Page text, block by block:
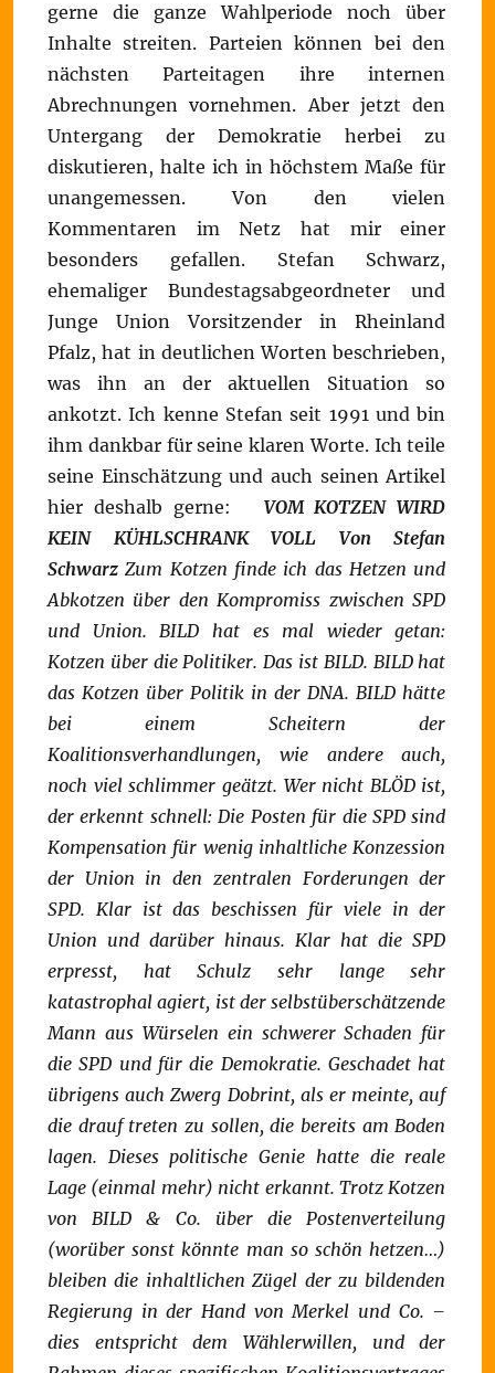
gerne die ganze Wahlperiode noch über
Inhalte streiten. Parteien können bei den
nächsten Parteitagen ihre internen
Abrechnungen vornehmen. Aber jetzt den
Untergang der Demokratie herbei zu
diskutieren, halte ich in höchstem Maße für
unangemessen. Von den vielen
Kommentaren im Netz hat mir einer
besonders gefallen. Stefan Schwarz,
ehemaliger Bundestagsabgeordneter und
Junge Union Vorsitzender in Rheinland
Pfalz, hat in deutlichen Worten beschrieben,
was ihn an der aktuellen Situation so
ankotzt. Ich kenne Stefan seit 1991 und bin
ihm dankbar für seine klaren Worte. Ich teile
seine Einschätzung und auch seinen Artikel
hier deshalb gerne: VOM KOTZEN WIRD
KEIN KÜHLSCHRANK VOLL
Von Stefan
Schwarz Zum Kotzen finde ich das Hetzen und
Abkotzen über den Kompromiss zwischen SPD
und Union.BILD hat es mal wieder getan:
Kotzen über die Politiker. Das ist BILD. BILD hat
das Kotzen über Politik in der DNA.BILD hätte
bei einem Scheitern der
Koalitionsverhandlungen, wie andere auch,
noch viel schlimmer geätzt. Wer nicht BLÖD ist,
der erkennt schnell:Die Posten für die SPD sind
Kompensation für wenig inhaltliche Konzession
der Union in den zentralen Forderungen der
SPD. Klar ist das beschissen für viele in der
Union und darüber hinaus. Klar hat die SPD
erpresst, hat Schulz sehr lange sehr
katastrophal agiert, ist der selbstüberschätzende
Mann aus Würselen ein schwerer Schaden für
die SPD und für die Demokratie. Geschadet hat
übrigens auch Zwerg Dobrint, als er meinte, auf
die drauf treten zu sollen, die bereits am Boden
lagen. Dieses politische Genie hatte die reale
Lage (einmal mehr) nicht erkannt. Trotz Kotzen
von BILD & Co. über die Postenverteilung
(worüber sonst könnte man so schön hetzen…)
bleiben die inhaltlichen Zügel der zu bildenden
Regierung in der Hand von Merkel und Co. –
dies entspricht dem Wählerwillen, und der